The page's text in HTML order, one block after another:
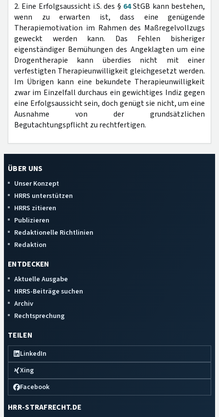
2. Eine Erfolgsaussicht i.S. des § 64StGB kann bestehen,
wenn zu erwarten ist, dass eine genügende
Therapiemotivation im Rahmen des Maßregelvollzugs
geweckt werden kann. Das Fehlen bisheriger
eigenständiger Bemühungen des Angeklagten um eine
Drogentherapie kann überdies nicht mit einer
verfestigten Therapieunwilligkeit gleichgesetzt werden.
Im Übrigen kann eine bekundete Therapieunwilligkeit
zwar im Einzelfall durchaus ein gewichtiges Indiz gegen
eine Erfolgsaussicht sein, doch genügt sie nicht, um eine
Ausnahme von der grundsätzlichen
Begutachtungspflicht zu rechtfertigen.
ÜBER UNS
Unser Konzept
HRRS unterstützen
HRRS zitieren
Publizieren
Redaktionelle Richtlinien
Redaktion
ENTDECKEN
Aktuelle Ausgabe
HRRS-Beiträge suchen
Archiv
Rechtsprechung
TEILEN
LinkedIn
Xing
Facebook
HRR-STRAFRECHT.DE